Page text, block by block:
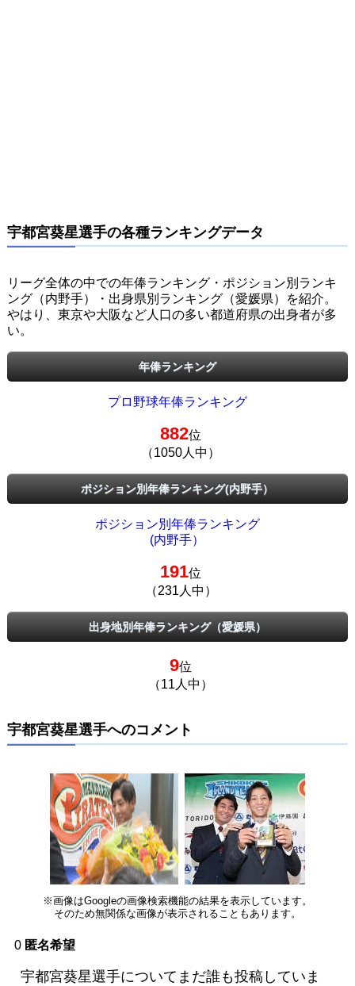
宇都宮葵星選手の各種ランキングデータ
リーグ全体の中での年俸ランキング・ポジション別ランキ
ング（内野手）・出身県別ランキング（愛媛県）を紹介。
やはり、東京や大阪など人口の多い都道府県の出身者が多
い。
年俸ランキング
プロ野球年俸ランキング
882位
（1050人中）
ポジション別年俸ランキング(内野手）
ポジション別年俸ランキング
(内野手）
191位
（231人中）
出身地別年俸ランキング（愛媛県）
9位
（11人中）
宇都宮葵星選手へのコメント
※画像はGoogleの画像検索機能の結果を表示しています。
そのため無関係な画像が表示されることもあります。
0 匿名希望
宇都宮葵星選手についてまだ誰も投稿していま